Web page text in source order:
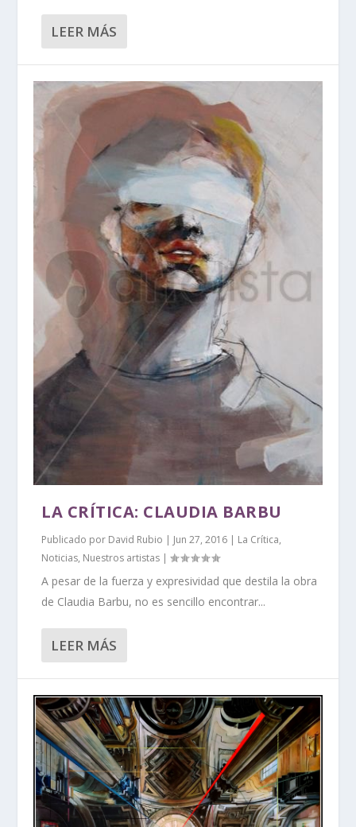
LEER MÁS
LA CRÍTICA: CLAUDIA BARBU
Publicado por David Rubio | Jun 27, 2016 | La Crítica,
Noticias, Nuestros artistas |
A pesar de la fuerza y expresividad que destila la obra
de Claudia Barbu, no es sencillo encontrar...
LEER MÁS